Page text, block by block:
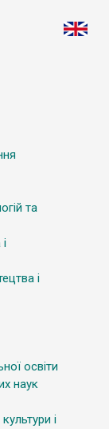
та
і
освіти
наук
і